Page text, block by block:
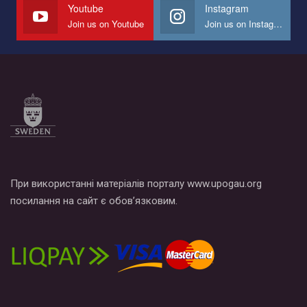
Все, что вам нужно сделать - это зайти на наш канал YouTube
по этой ссылке и поставить лайк под видео.
Youtube
Join us on Youtube
Instagram
Join us on Instagram
При використанні матеріалів порталу www.upogau.org
посилання на сайт є обов’язковим.